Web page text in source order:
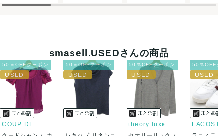
出荷
送料： ¥1,650 (見込み)
送料表を確認する
出荷目安：5営業日以内
出荷予定日：なるべく最短で発送致します。
兵庫県から出荷
smasell.USEDさんの商品
50％OFFクーポン
COUP DE CHANCE
50％OFFクーポン 50％OFFクーポン
theory luxe
50％OFF